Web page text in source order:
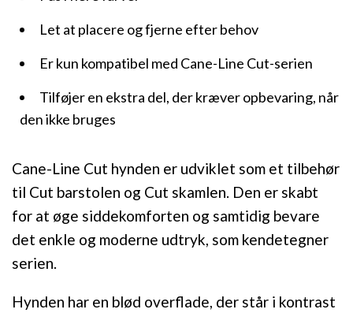
Cane-Line Cut hynden er udviklet som et tilbehør
til Cut barstolen og Cut skamlen. Den er skabt
for at øge siddekomforten og samtidig bevare
det enkle og moderne udtryk, som kendetegner
serien.
Hynden har en blød overflade, der står i kontrast
Let at placere og fjerne efter behov
Er kun kompatibel med Cane-Line Cut-serien
Tilføjer en ekstra del, der kræver opbevaring, når
den ikke bruges